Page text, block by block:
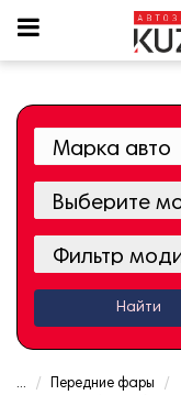
Найти
... Передние фары